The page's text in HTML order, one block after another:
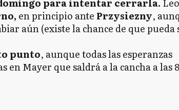
para intentar cerrarla.
en principio ante Przysiezny,
aún (existe la chance de que pueda
punto, aunque todas las esperanzas
en Mayer que saldrá a la cancha a las